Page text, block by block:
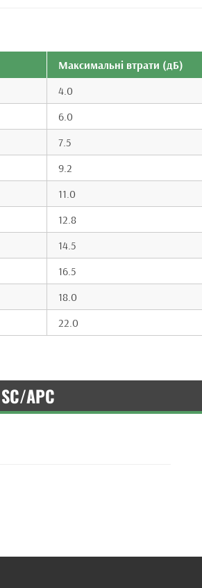
Максимальні втрати (дБ)
4.0
6.0
7.5
9.2
11.0
12.8
14.5
16.5
18.0
22.0
APC